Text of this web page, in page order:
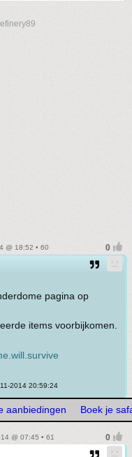
@ 18:52 • 60
pagina op
items voorbijkomen.
2014 20:59:24
aanbiedingen Boek je
@ 07:45 • 61